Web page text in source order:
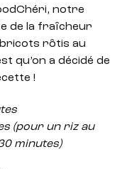
notre
de la fraîcheur
rôtis au
qu’on a décidé de
!
(pour un riz au
minutes)